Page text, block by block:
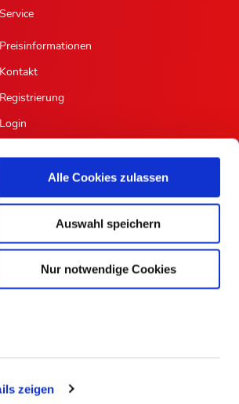
zeigen
Alle Cookies zulassen
Auswahl speichern
Nur notwendige Cookies
Service
Preisinformationen
Kontakt
Registrierung
Login
Feed
Für Autoren